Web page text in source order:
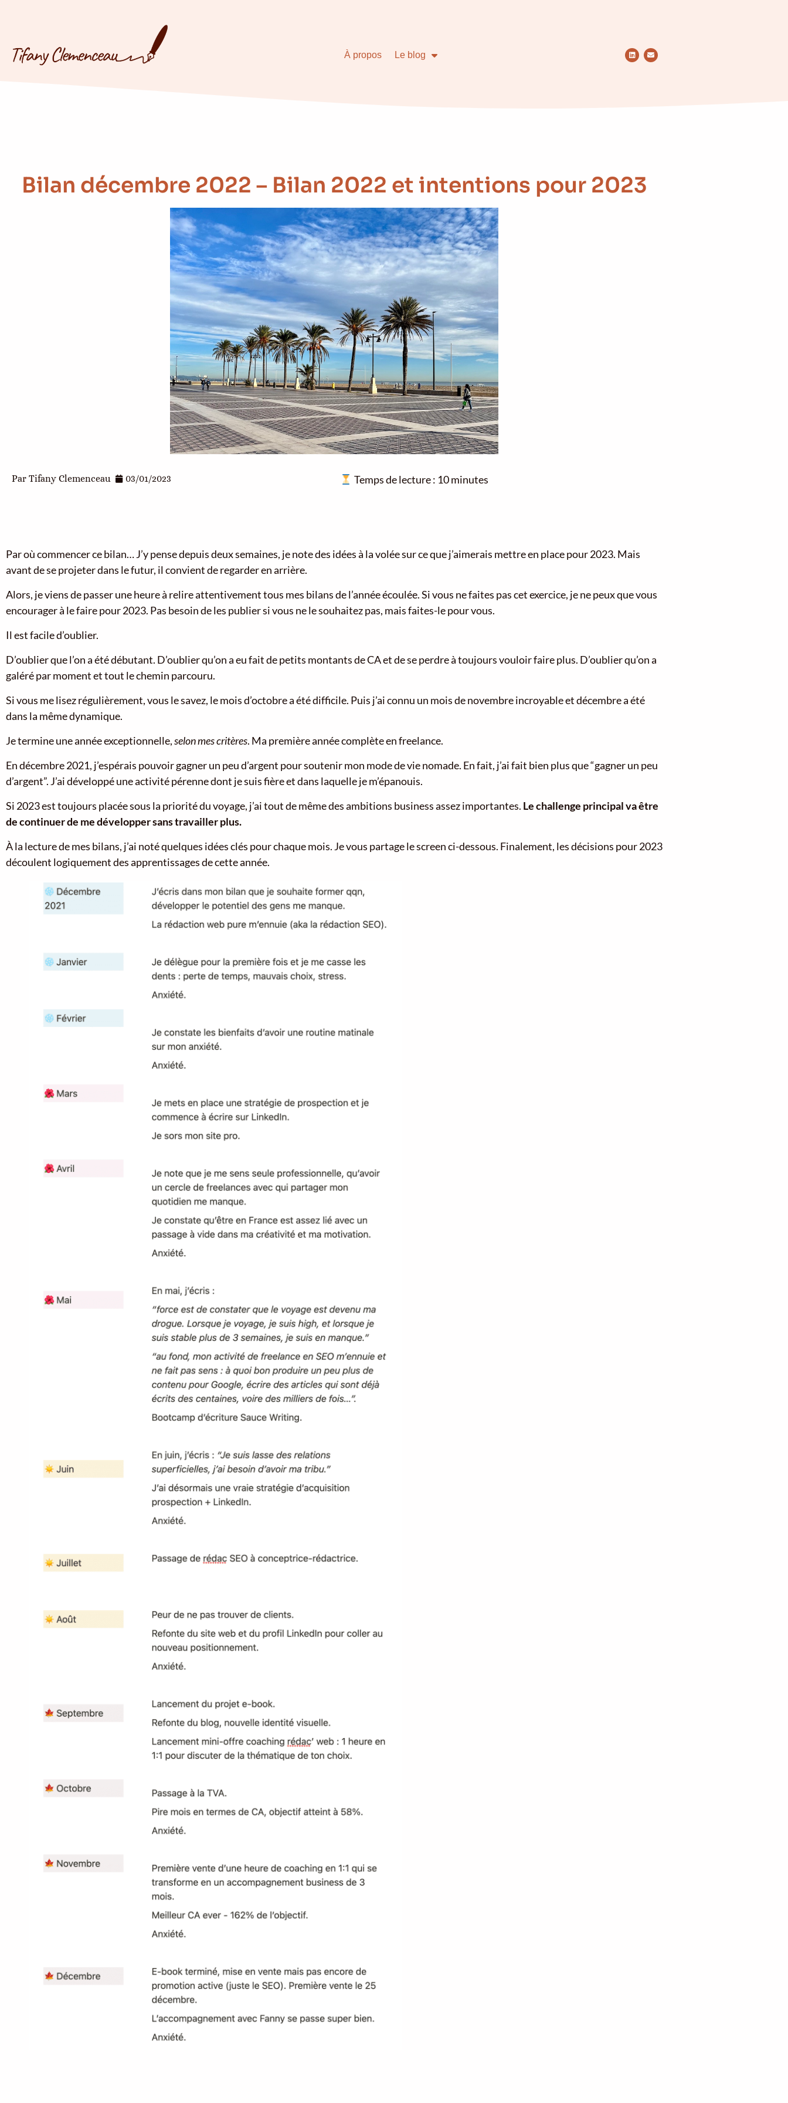
À propos Le blog
Bilan décembre 2022 – Bilan 2022 et intentions pour 2023
Par Tifany Clemenceau 03/01/2023 Temps de lecture : 10 minutes
Par où commencer ce bilan… J’y pense depuis deux semaines, je note des idées à la volée sur ce que j’aimerais mettre en place pour 2023. Mais
avant de se projeter dans le futur, il convient de regarder en arrière.
Alors, je viens de passer une heure à relire attentivement tous mes bilans de l’année écoulée. Si vous ne faites pas cet exercice, je ne peux que vous
encourager à le faire pour 2023. Pas besoin de les publier si vous ne le souhaitez pas, mais faites-le pour vous.
Il est facile d’oublier.
D’oublier que l’on a été débutant. D’oublier qu’on a eu fait de petits montants de CA et de se perdre à toujours vouloir faire plus. D’oublier qu’on a
galéré par moment et tout le chemin parcouru.
Si vous me lisez régulièrement, vous le savez, le mois d’octobre a été difficile. Puis j’ai connu un mois de novembre incroyable et décembre a été
dans la même dynamique.
Je termine une année exceptionnelle,selon mes critères. Ma première année complète en freelance.
En décembre 2021, j’espérais pouvoir gagner un peu d’argent pour soutenir mon mode de vie nomade. En fait, j’ai fait bien plus que “gagner un peu
d’argent”. J’ai développé une activité pérenne dont je suis fière et dans laquelle je m’épanouis.
Si 2023 est toujours placée sous la priorité du voyage, j’ai tout de même des ambitions business assez importantes. Le challenge principal va être
de continuer de me développer sans travailler plus.
À la lecture de mes bilans, j’ai noté quelques idées clés pour chaque mois. Je vous partage le screen ci-dessous. Finalement, les décisions pour 2023
découlent logiquement des apprentissages de cette année.